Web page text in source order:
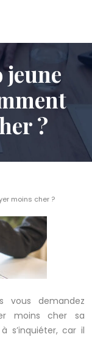
jeune
?
moins cher ?
vous demandez
moins cher sa
s’inquiéter, car il